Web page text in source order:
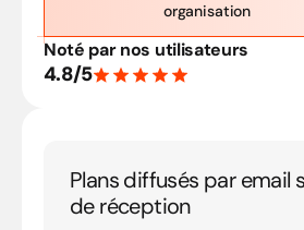
organisation
Noté par nos utilisateurs
4.8/5
Plans diffusés par email
de réception